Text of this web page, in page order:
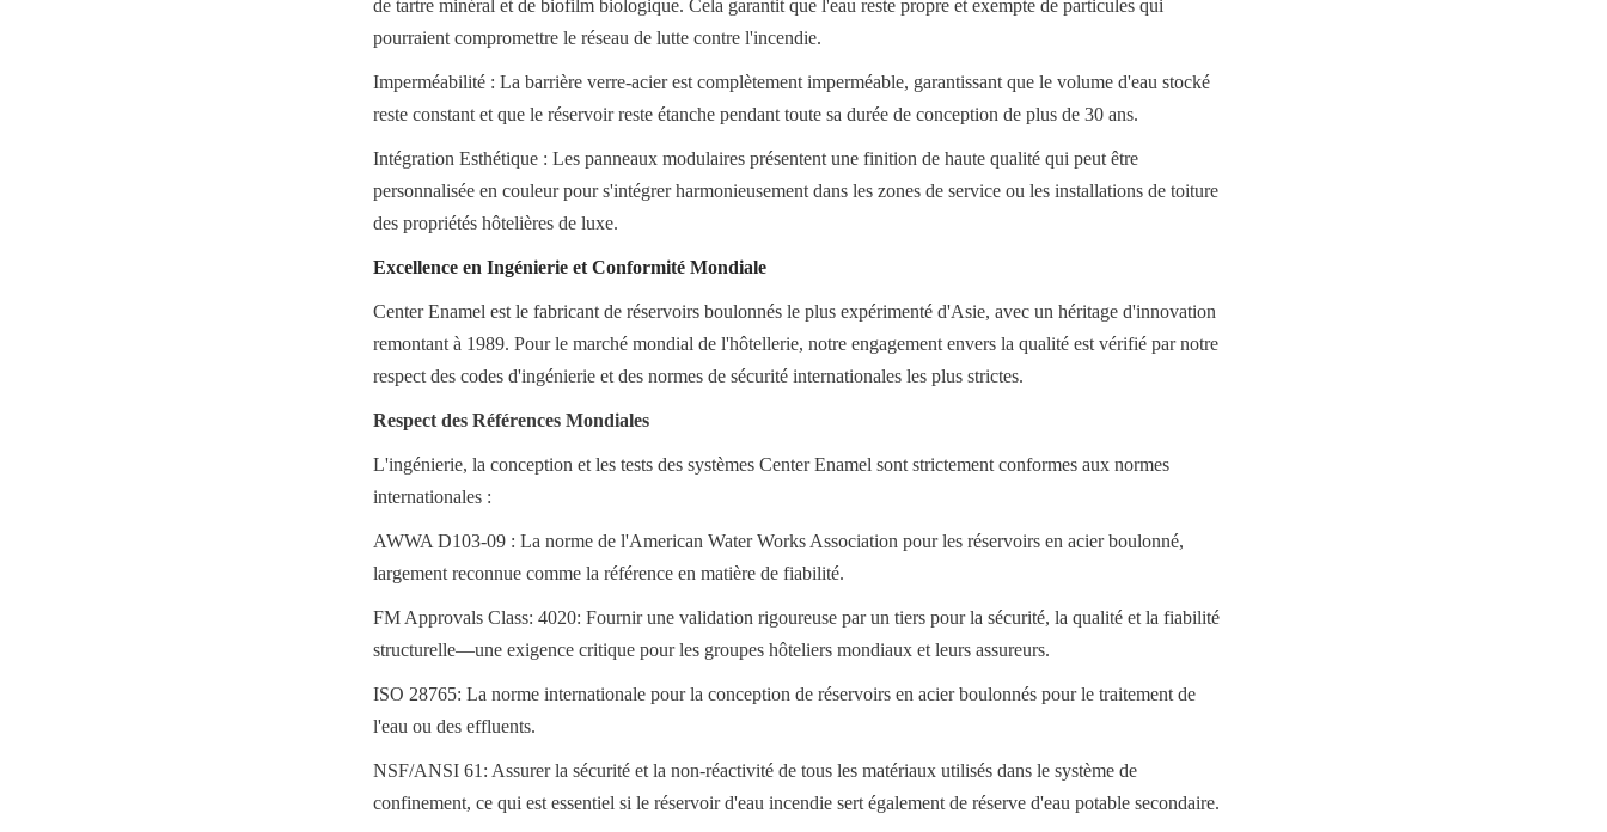
de tartre minéral et de biofilm biologique. Cela garantit que l'eau reste propre et exempte de particules qui
pourraient compromettre le réseau de lutte contre l'incendie.
Imperméabilité : La barrière verre-acier est complètement imperméable, garantissant que le volume d'eau stocké
reste constant et que le réservoir reste étanche pendant toute sa durée de conception de plus de 30 ans.
Intégration Esthétique : Les panneaux modulaires présentent une finition de haute qualité qui peut être
personnalisée en couleur pour s'intégrer harmonieusement dans les zones de service ou les installations de toiture
des propriétés hôtelières de luxe.
Excellence en Ingénierie et Conformité Mondiale
Center Enamel est le fabricant de réservoirs boulonnés le plus expérimenté d'Asie, avec un héritage d'innovation
remontant à 1989. Pour le marché mondial de l'hôtellerie, notre engagement envers la qualité est vérifié par notre
respect des codes d'ingénierie et des normes de sécurité internationales les plus strictes.
Respect des Références Mondiales
L'ingénierie, la conception et les tests des systèmes Center Enamel sont strictement conformes aux normes
internationales :
AWWA D103-09 : La norme de l'American Water Works Association pour les réservoirs en acier boulonné,
largement reconnue comme la référence en matière de fiabilité.
FM Approvals Class: 4020: Fournir une validation rigoureuse par un tiers pour la sécurité, la qualité et la fiabilité
structurelle—une exigence critique pour les groupes hôteliers mondiaux et leurs assureurs.
ISO 28765: La norme internationale pour la conception de réservoirs en acier boulonnés pour le traitement de
l'eau ou des effluents.
NSF/ANSI 61: Assurer la sécurité et la non-réactivité de tous les matériaux utilisés dans le système de
confinement, ce qui est essentiel si le réservoir d'eau incendie sert également de réserve d'eau potable secondaire.